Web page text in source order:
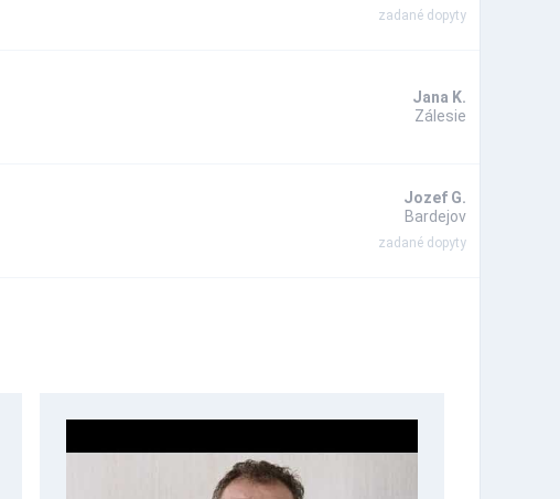
zadané dopyty
Jana K.
Zálesie
Jozef G.
Bardejov
zadané dopyty